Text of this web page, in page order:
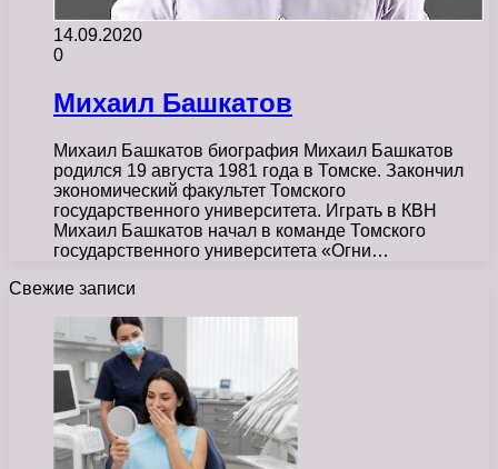
14.09.2020
0
Михаил Башкатов
Михаил Башкатов биография Михаил Башкатов
родился 19 августа 1981 года в Томске. Закончил
экономический факультет Томского
государственного университета. Играть в КВН
Михаил Башкатов начал в команде Томского
государственного университета «Огни…
Свежие записи